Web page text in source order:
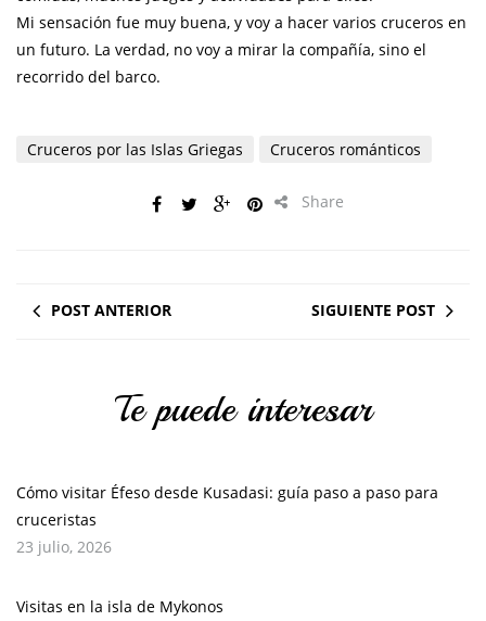
Mi sensación fue muy buena, y voy a hacer varios cruceros en
un futuro. La verdad, no voy a mirar la compañía, sino el
recorrido del barco.
Cruceros por las Islas Griegas Cruceros románticos
Share
POST ANTERIOR SIGUIENTE POST
Te puede interesar
Cómo visitar Éfeso desde Kusadasi: guía paso a paso para
cruceristas
23 julio, 2026
Visitas en la isla de Mykonos